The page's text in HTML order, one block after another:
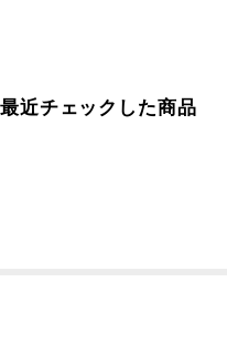
最近チェックした商品